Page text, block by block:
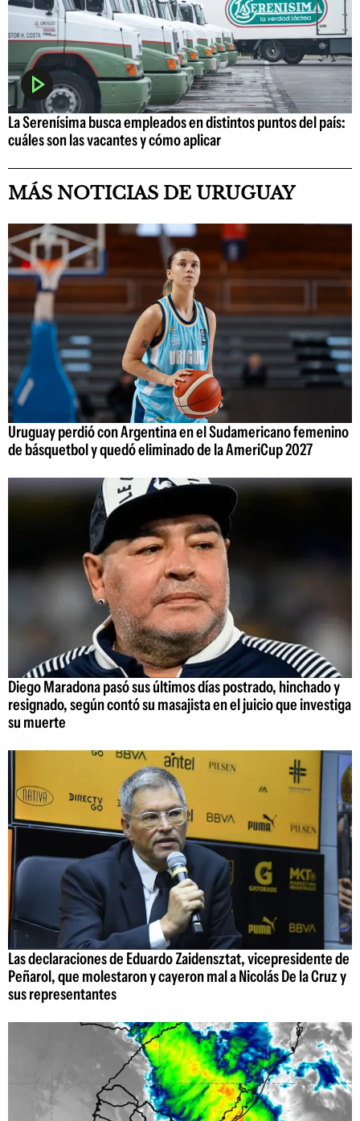
La Serenísima busca empleados en distintos puntos del país:
cuáles son las vacantes y cómo aplicar
MÁS NOTICIAS DE URUGUAY
Uruguay perdió con Argentina en el Sudamericano femenino
de básquetbol y quedó eliminado de la AmeriCup 2027
Diego Maradona pasó sus últimos días postrado, hinchado y
resignado, según contó su masajista en el juicio que investiga
su muerte
Las declaraciones de Eduardo Zaidensztat, vicepresidente de
Peñarol, que molestaron y cayeron mal a Nicolás De la Cruz y
sus representantes